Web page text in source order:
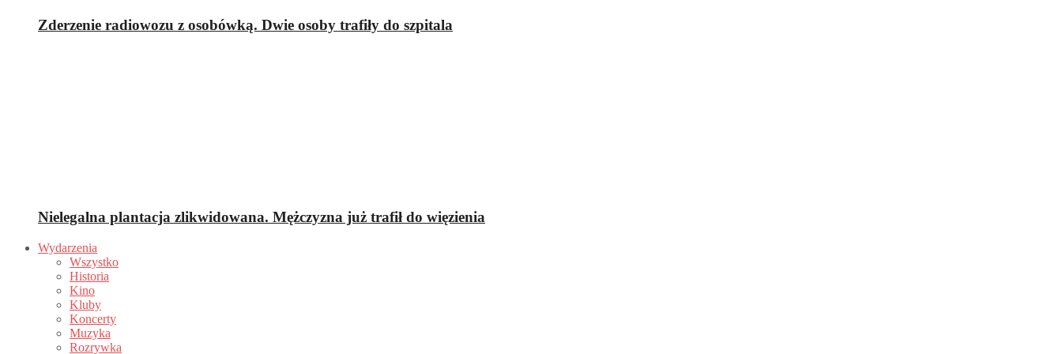
Zderzenie radiowozu z osobówką. Dwie osoby trafiły do szpitala
Nielegalna plantacja zlikwidowana. Mężczyzna już trafił do więzienia
Wydarzenia
Wszystko
Historia
Kino
Kluby
Koncerty
Muzyka
Rozrywka